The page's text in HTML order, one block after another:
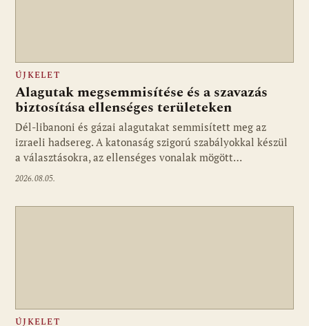
ÚJKELET
Alagutak megsemmisítése és a szavazás
biztosítása ellenséges területeken
Dél-libanoni és gázai alagutakat semmisített meg az
izraeli hadsereg. A katonaság szigorú szabályokkal készül
a választásokra, az ellenséges vonalak mögött…
2026.08.05.
ÚJKELET